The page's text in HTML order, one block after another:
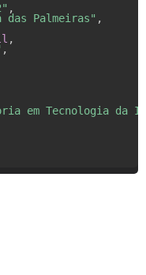
,
das Palmeiras" ,
,
,
em Tecnologia da